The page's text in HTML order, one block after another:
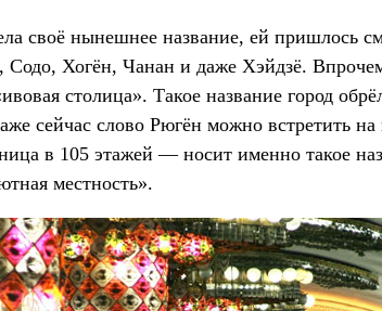
своё нынешнее название, ей пришлось
Хогён, Чанан и даже Хэйдзё.
столица». Такое название город
сейчас слово Рюгён можно встретить на
в 105 этажей — носит именно такое
местность».